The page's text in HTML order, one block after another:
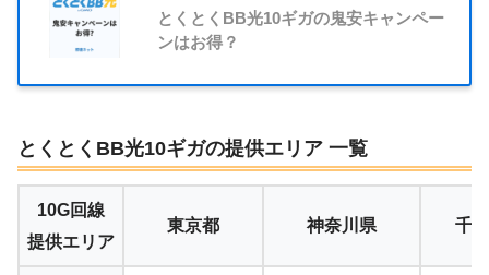
とくとくBB光10ギガの鬼安キャンペー
ンはお得？
とくとくBB光10ギガの提供エリア 一覧
10G回線
提供エリア
東京都 神奈川県 千